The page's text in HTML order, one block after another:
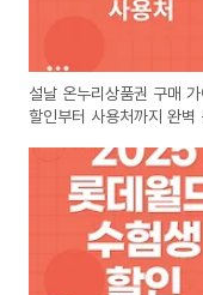
설날 온누리상품권 구매
할인부터 사용처까지 완벽